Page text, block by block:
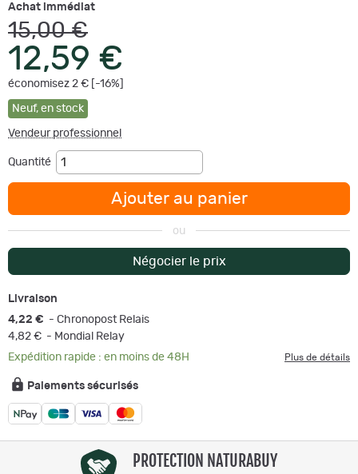
Achat immédiat
15,00 €
12,59 €
économisez 2 € [-16%]
Neuf, en stock
Vendeur professionnel
Quantité
Ajouter au panier
ou
Négocier le prix
Livraison
4,22 € - Chronopost Relais
4,82 € - Mondial Relay
Expédition rapide : en moins de 48H
Plus de détails
Paiements sécurisés
PROTECTION NATURABUY